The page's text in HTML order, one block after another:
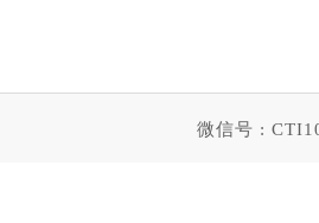
微信号 :